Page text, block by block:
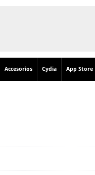
Accesorios Cydia App Store